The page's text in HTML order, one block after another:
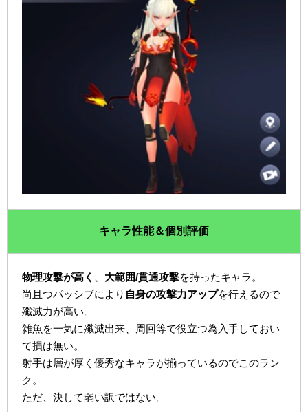
キャラ性能＆個別評価
物理攻撃が高く 大範囲/貫通攻撃を持ったキャラ。
尚且つパッシブにより 自身の攻撃力アップを行えるので
殲滅力が高い。
雑魚を一気に殲滅出来、周回等で役立つ為入手しておい
て損は無い。
射手は層が厚く優秀なキャラが揃っているのでこのラン
ク。
ただ、決して弱い訳ではない。